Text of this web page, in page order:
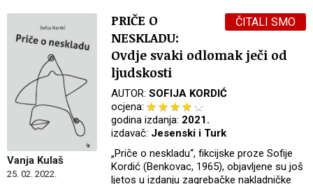
Vanja Kulaš
25. 02. 2022.
ČITALI SMO
PRIČE O
NESKLADU:
Ovdje svaki odlomak ječi od
ljudskosti
AUTOR:SOFIJA KORDIĆ
ocjena:
godina izdanja: 2021.
izdavač: Jesenski i Turk
„Priče o neskladu“, fikcijske proze Sofije
Kordić (Benkovac, 1965), objavljene su još
ljetos u izdanju zagrebačke nakladničke